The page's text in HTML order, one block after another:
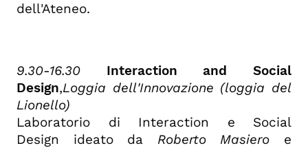
dell'Ateneo.
9.30-16.30
Interaction and Social
Design,Loggia dell'Innovazione (loggia del
Lionello)
Laboratorio di Interaction e Social
Design ideato da Roberto Masiero e